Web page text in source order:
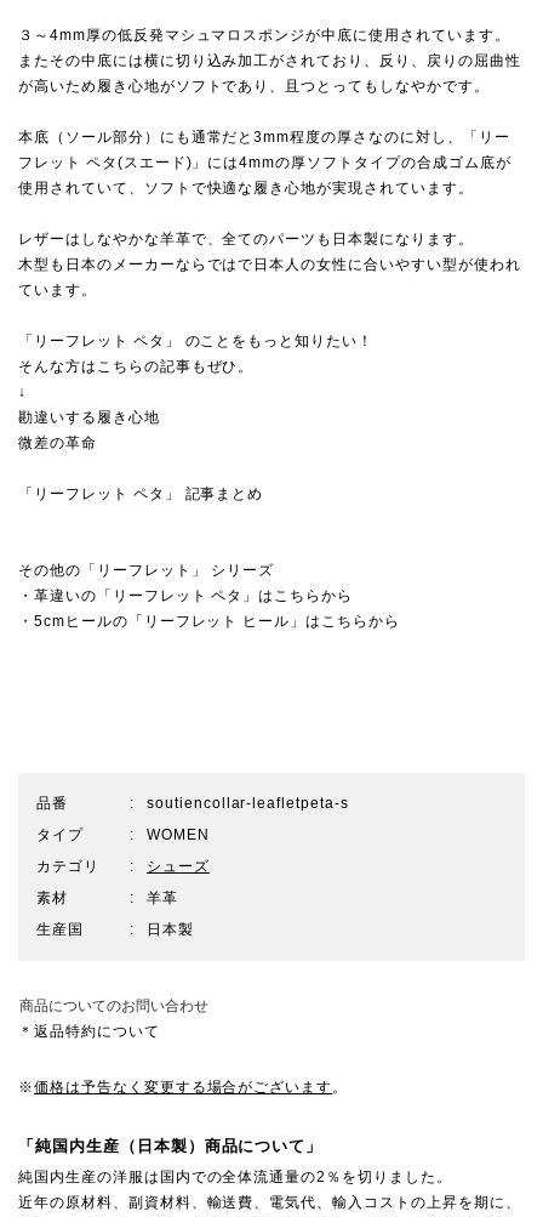
３～4mm厚の低反発マシュマロスポンジが中底に使用されています。
またその中底には横に切り込み加工がされており、反り、戻りの屈曲性
が高いため履き心地がソフトであり、且つとってもしなやかです。
本底（ソール部分）にも通常だと3mm程度の厚さなのに対し、「リー
フレット ペタ(スエード)」には4mmの厚ソフトタイプの合成ゴム底が
使用されていて、ソフトで快適な履き心地が実現されています。
レザーはしなやかな羊革で、全てのパーツも日本製になります。
木型も日本のメーカーならではで日本人の女性に合いやすい型が使われ
ています。
「リーフレット ペタ」 のことをもっと知りたい！
そんな方はこちらの記事もぜひ。
↓
勘違いする履き心地
微差の革命
「リーフレット ペタ」 記事まとめ
その他の「リーフレット」 シリーズ
・革違いの「リーフレット ペタ」はこちらから
・5cmヒールの「リーフレット ヒール」はこちらから
品番
soutiencollar-leafletpeta-s
タイプ
WOMEN
カテゴリ
シューズ
素材
羊革
生産国
日本製
商品についてのお問い合わせ
＊返品特約について
※価格は予告なく変更する場合がございます。
「純国内生産（日本製）商品について」
純国内生産の洋服は国内での全体流通量の2％を切りました。
近年の原材料、副資材料、輸送費、電気代、輸入コストの上昇を期に、